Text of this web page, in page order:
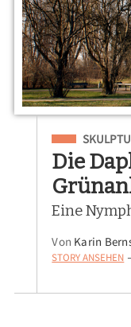
Eingeordnet
Die
Eine
Von Karin
STORY ANSEHEN